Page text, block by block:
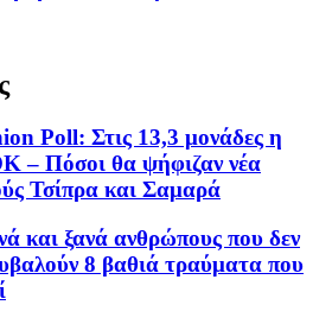
Poll: Στις 13,3 μονάδες η
Πόσοι θα ψήφιζαν νέα
Τσίπρα και Σαμαρά
και ξανά ανθρώπους που δεν
8 βαθιά τραύματα που